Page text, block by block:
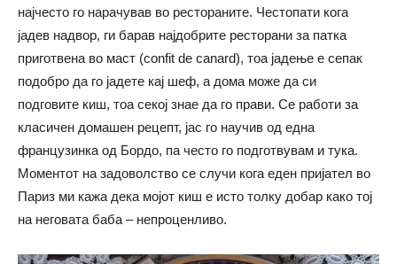
најчесто го нарачував во рестораните. Честопати кога
јадев надвор, ги барав најдобрите ресторани за патка
приготвена во маст (confit de canard), тоа јадење е сепак
подобро да го јадете кај шеф, а дома може да си
подговите киш, тоа секој знае да го прави. Се работи за
класичен домашен рецепт, јас го научив од една
французинка од Бордо, па често го подготвувам и тука.
Моментот на задоволство се случи кога еден пријател во
Париз ми кажа дека мојот киш е исто толку добар како тој
на неговата баба – непроценливо.